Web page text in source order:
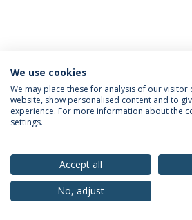
Política de Privacidade
Direitos do Titular dos
© 2026 Universidade Católica
We use cookies
We may place these for analysis of our
website, show personalised content and to
experience. For more information about the
settings.
Accept all
No, adjust